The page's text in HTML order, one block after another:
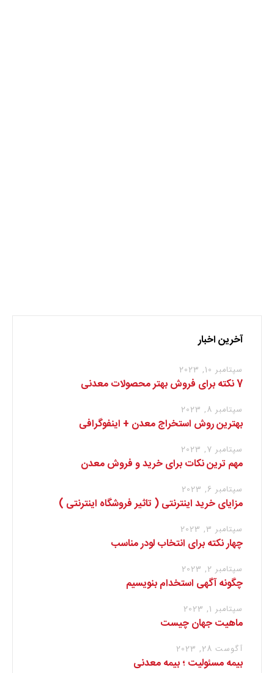
آخرین اخبار
سپتامبر 10, 2023
7 نکته برای فروش بهتر محصولات معدنی
سپتامبر 8, 2023
بهترین روش استخراج معدن + اینفوگرافی
سپتامبر 7, 2023
مهم ترین نکات برای خرید و فروش معدن
سپتامبر 6, 2023
مزایای خرید اینترنتی ( تاثیر فروشگاه اینترنتی )
سپتامبر 3, 2023
چهار نکته برای انتخاب لودر مناسب
سپتامبر 2, 2023
چگونه آگهی استخدام بنویسیم
سپتامبر 1, 2023
ماهیت جهان چیست
آگوست 28, 2023
بیمه مسئولیت ؛ بیمه معدنی